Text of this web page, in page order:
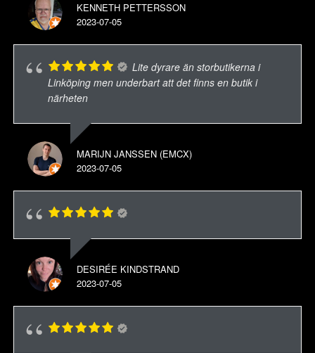
KENNETH PETTERSSON
2023-07-05
Lite dyrare än storbutikerna i
Linköping men underbart att det finns en butik i
närheten
MARIJN JANSSEN (EMCX)
2023-07-05
DESIRÉE KINDSTRAND
2023-07-05